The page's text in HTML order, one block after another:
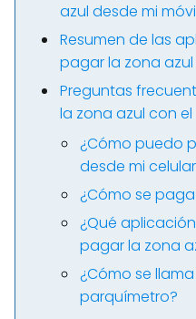
azul desde mi
Resumen de las
pagar la zona
Preguntas
la zona azul con el
¿Cómo puedo
desde mi
¿Cómo se
¿Qué
pagar la zona
¿Cómo se
parquímetro?